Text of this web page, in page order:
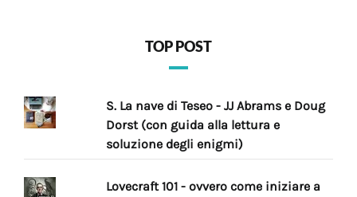
TOP POST
S. La nave di Teseo - JJ Abrams e Doug
Dorst (con guida alla lettura e
soluzione degli enigmi)
Lovecraft 101 - ovvero come iniziare a